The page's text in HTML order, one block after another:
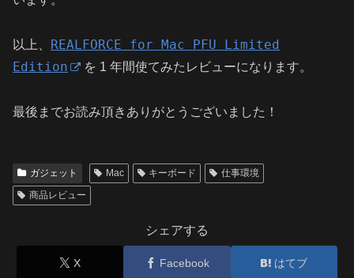
以上、 REALFORCE for Mac PFU Limited
Edition
を 1 年間使てみたレビューになります。
最後までお読み頂きありがとうございました！
ガジェット Mac キーボード
仕事環境
商品レビュー
シェアする
X Facebook はてブ